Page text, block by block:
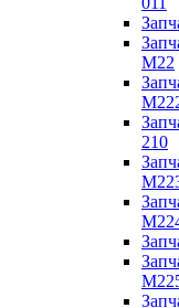
M22
210